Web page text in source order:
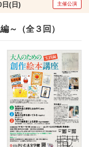
日(日) 主催公演
～（全３回）